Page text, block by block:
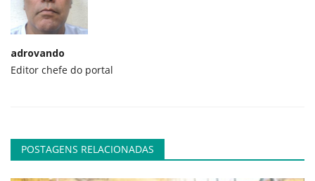
adrovando
Editor chefe do portal
POSTAGENS RELACIONADAS